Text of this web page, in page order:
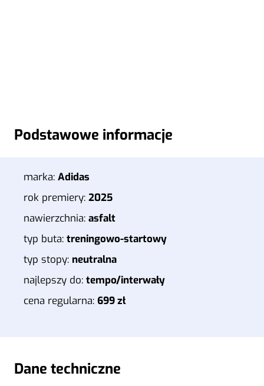
Podstawowe informacje
marka: Adidas
rok premiery: 2025
nawierzchnia: asfalt
typ buta: treningowo-startowy
typ stopy: neutralna
najlepszy do: tempo/interwały
cena regularna: 699 zł
Dane techniczne